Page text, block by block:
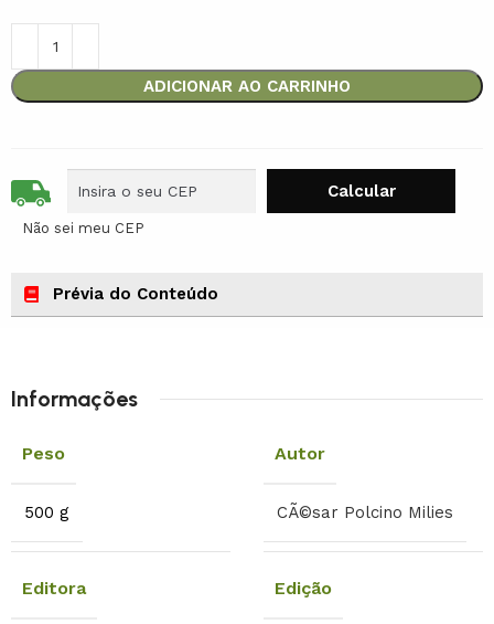
ADICIONAR AO CARRINHO
Não sei meu CEP
Prévia do Conteúdo
Informações
Peso
500 g
Autor
CÃ©sar Polcino Milies
Editora Edição